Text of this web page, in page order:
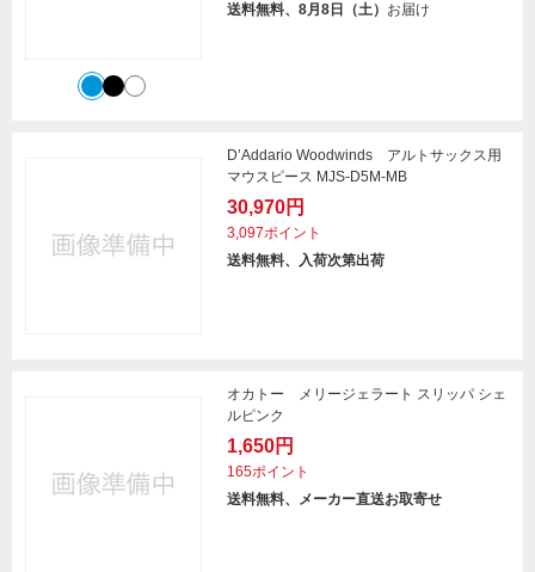
送料無料、8月8日（土） お届け
D’Addario Woodwinds アルトサックス用
マウスピース MJS-D5M-MB
30,970円
3,097ポイント
送料無料、入荷次第出荷
オカトー メリージェラート スリッパ シェ
ルピンク
1,650円
165ポイント
送料無料、メーカー直送お取寄せ